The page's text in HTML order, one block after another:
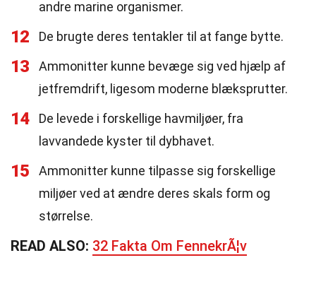
andre marine organismer.
12 De brugte deres tentakler til at fange bytte.
13
Ammonitter kunne bevæge sig ved hjælp af
jetfremdrift, ligesom moderne blæksprutter.
14
De levede i forskellige havmiljøer, fra
lavvandede kyster til dybhavet.
15
Ammonitter kunne tilpasse sig forskellige
miljøer ved at ændre deres skals form og
størrelse.
READ ALSO: 32 Fakta Om FennekrÃ¦v